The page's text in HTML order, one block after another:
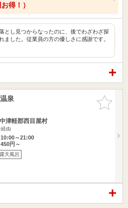
得！）
とし見つからなったのに、後でわざわざ探
ました。従業員の方の優しさに感謝です。
お気に入
りに追加
泉
津軽郡西目屋村
由
～21:00
円～
露天風呂